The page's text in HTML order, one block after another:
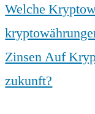
Welche
Zinsen Auf
zukunft?